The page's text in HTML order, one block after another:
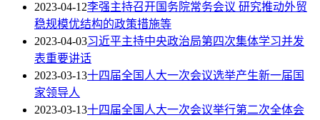
2023-04-12李强主持召开国务院常务会议 研究推动外贸
稳规模优结构的政策措施等
2023-04-03习近平主持中央政治局第四次集体学习并发
表重要讲话
2023-03-13十四届全国人大一次会议选举产生新一届国
家领导人
2023-03-13十四届全国人大一次会议举行第二次全体会